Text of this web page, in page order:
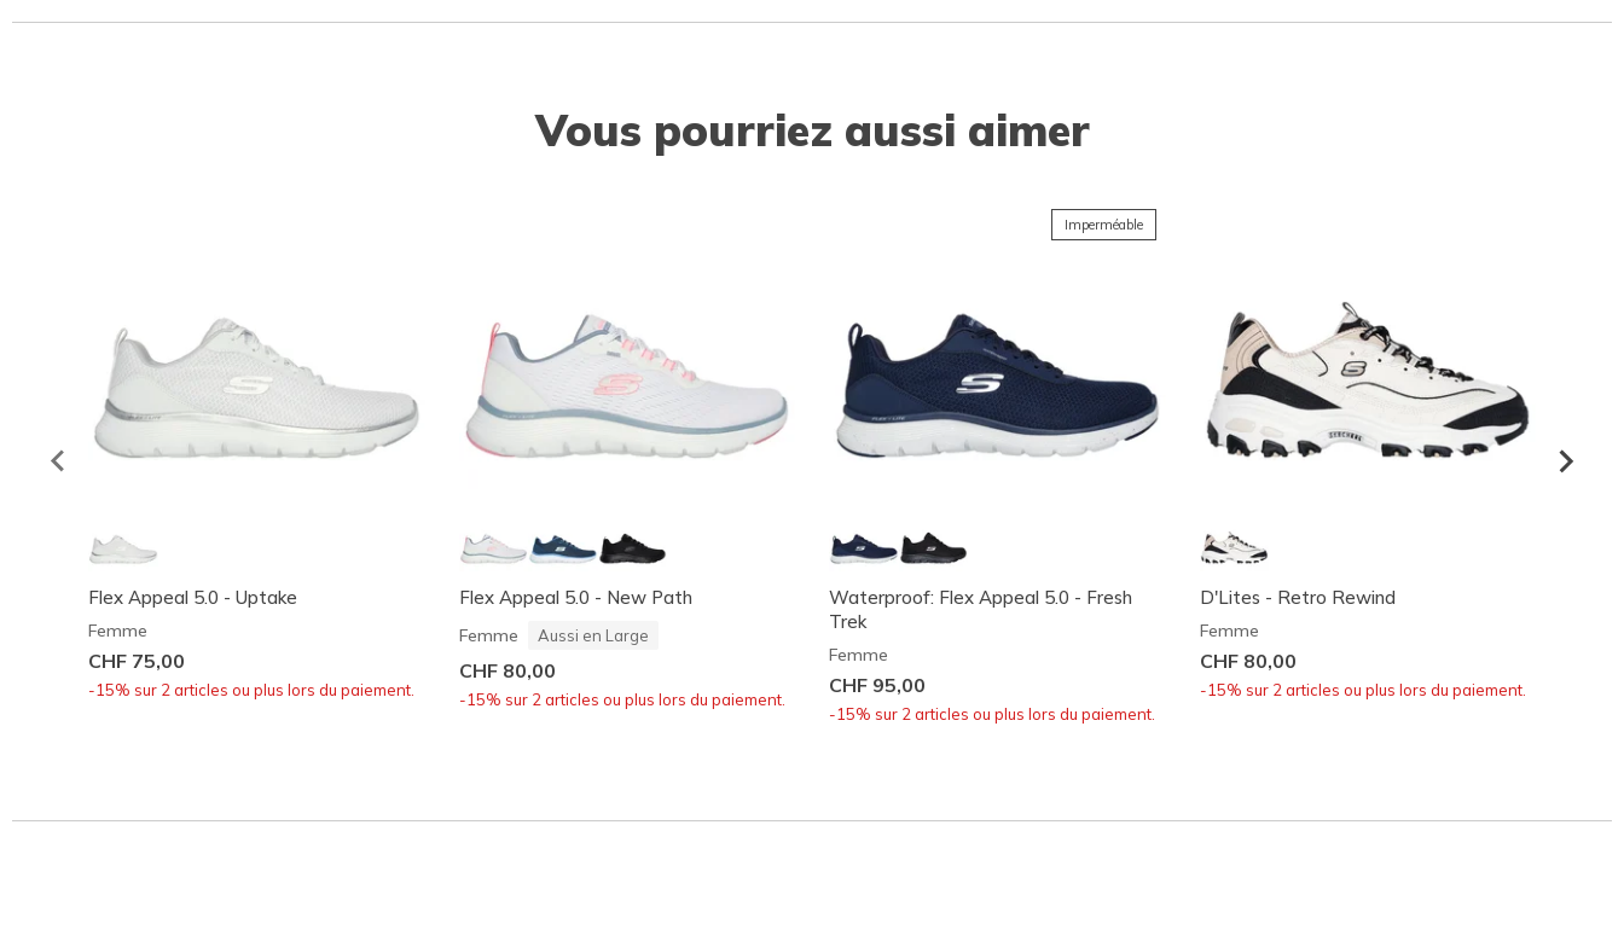
Vous pourriez aussi aimer
Flex Appeal 5.0 - Uptake
Femme
CHF 75,00
-15% sur 2 articles ou plus lors du paiement.
Flex Appeal 5.0 - New Path
Femme Aussi en Large
CHF 80,00
-15% sur 2 articles ou plus lors du paiement.
Imperméable
Waterproof: Flex Appeal 5.0 - Fresh
Trek
Femme
CHF 95,00
-15% sur 2 articles ou plus lors du paiement.
D'Lites - Retro Rewind
Femme
CHF 80,00
-15% sur 2 articles ou plus lors du paiement.